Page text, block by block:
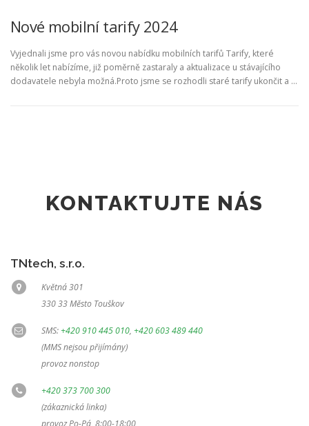
Nové mobilní tarify 2024
Vyjednali jsme pro vás novou nabídku mobilních tarifů Tarify, které
několik let nabízíme, již poměrně zastaraly a aktualizace u stávajícího
dodavatele nebyla možná.Proto jsme se rozhodli staré tarify ukončit a …
KONTAKTUJTE NÁS
TNtech, s.r.o.
Květná 301
330 33 Město Touškov
SMS:+420 910 445 010, +420 603 489 440
(MMS nejsou přijímány)
provoz nonstop
+420 373 700 300
(zákaznická linka)
provoz Po-Pá, 8:00-18:00